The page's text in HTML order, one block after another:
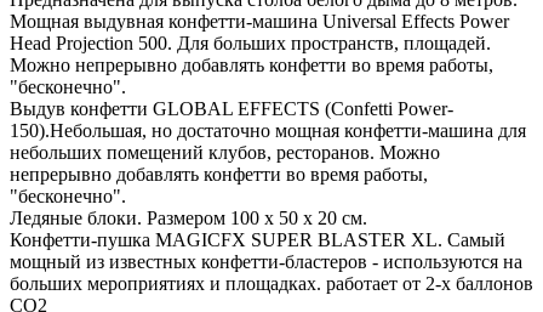
Мощная выдувная конфетти-машина Universal Effects Power
Head Projection 500. Для больших пространств, площадей.
Можно непрерывно добавлять конфетти во время работы,
"бесконечно".
Выдув конфетти GLOBAL EFFECTS (Confetti Power-
150).Небольшая, но достаточно мощная конфетти-машина для
небольших помещений клубов, ресторанов. Можно
непрерывно добавлять конфетти во время работы,
"бесконечно".
Ледяные блоки. Размером 100 х 50 х 20 см.
Конфетти-пушка MAGICFX SUPER BLASTER XL. Самый
мощный из известных конфетти-бластеров - используются на
больших мероприятиях и площадках. работает от 2-х баллонов
СО2